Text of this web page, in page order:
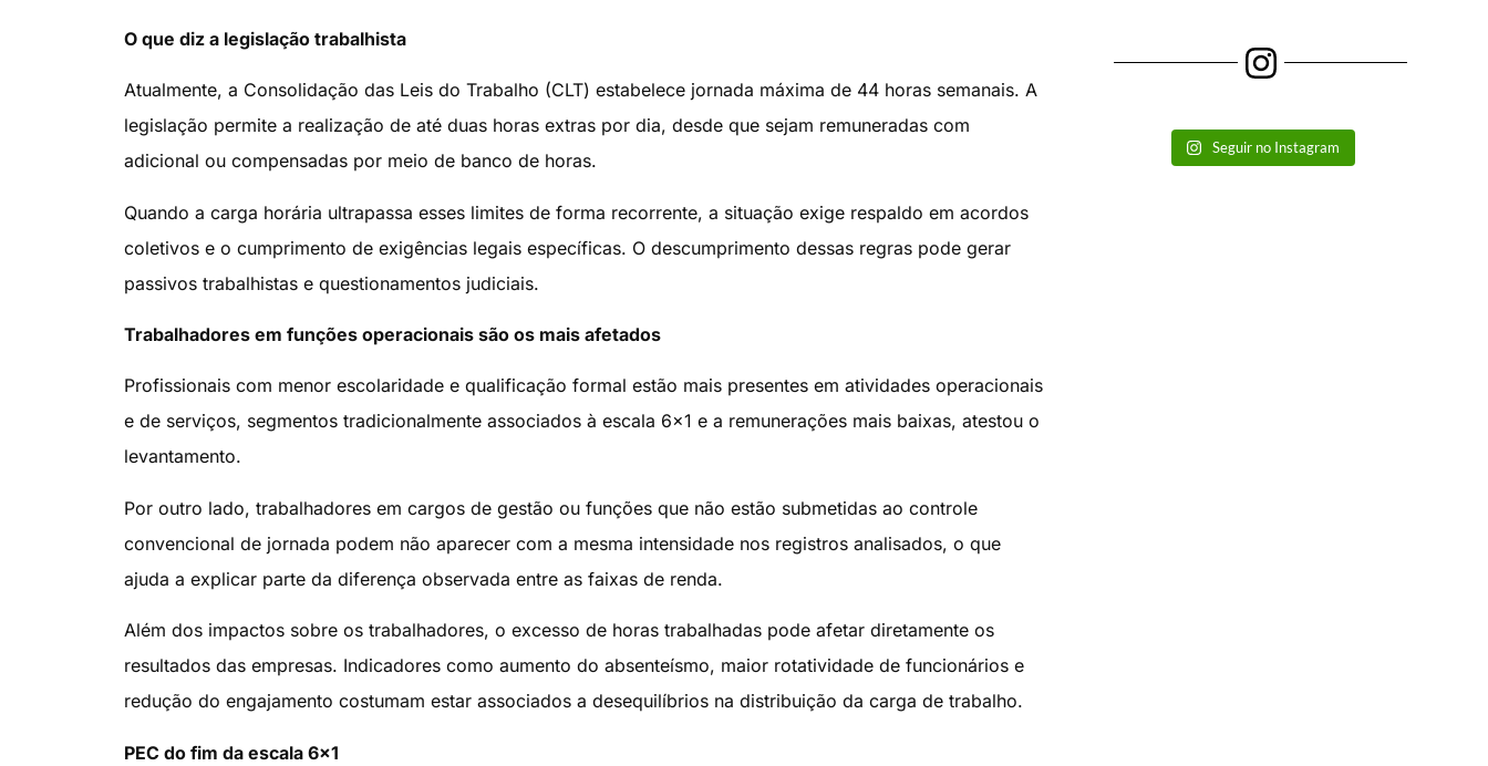
O que diz a legislação trabalhista
Atualmente, a Consolidação das Leis do Trabalho (CLT) estabelece jornada máxima de 44 horas semanais. A
legislação permite a realização de até duas horas extras por dia, desde que sejam remuneradas com
adicional ou compensadas por meio de banco de horas.
Quando a carga horária ultrapassa esses limites de forma recorrente, a situação exige respaldo em acordos
coletivos e o cumprimento de exigências legais específicas. O descumprimento dessas regras pode gerar
passivos trabalhistas e questionamentos judiciais.
Trabalhadores em funções operacionais são os mais afetados
Profissionais com menor escolaridade e qualificação formal estão mais presentes em atividades operacionais
e de serviços, segmentos tradicionalmente associados à escala 6×1 e a remunerações mais baixas, atestou o
levantamento.
Por outro lado, trabalhadores em cargos de gestão ou funções que não estão submetidas ao controle
convencional de jornada podem não aparecer com a mesma intensidade nos registros analisados, o que
ajuda a explicar parte da diferença observada entre as faixas de renda.
Além dos impactos sobre os trabalhadores, o excesso de horas trabalhadas pode afetar diretamente os
resultados das empresas. Indicadores como aumento do absenteísmo, maior rotatividade de funcionários e
redução do engajamento costumam estar associados a desequilíbrios na distribuição da carga de trabalho.
PEC do fim da escala 6×1
Seguir no Instagram